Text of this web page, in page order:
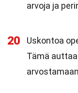
arvoja ja
20
Uskontoa
Tämä